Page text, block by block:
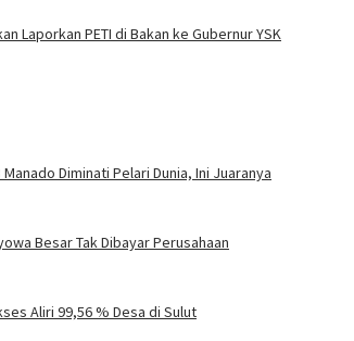
Laporkan PETI di Bakan ke Gubernur YSK
Diminati Pelari Dunia, Ini Juaranya
Besar Tak Dibayar Perusahaan
Aliri 99,56 % Desa di Sulut